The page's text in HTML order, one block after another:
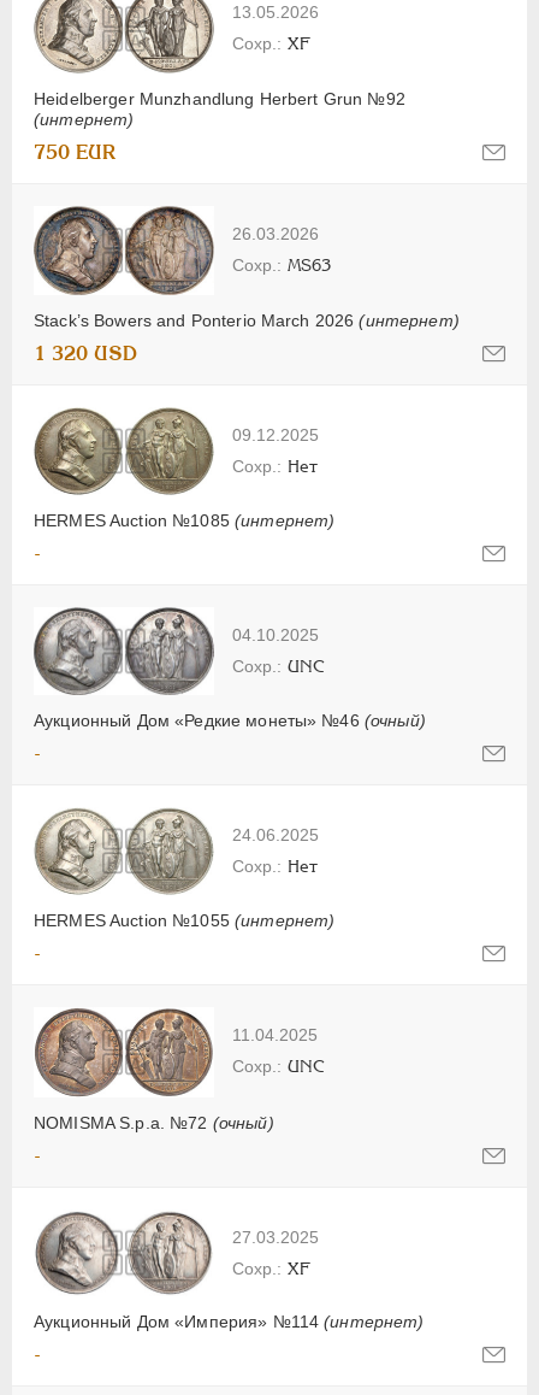
13.05.2026
Heidelberger Munzhandlung Herbert Grun №92
(интернет)
XF
750 EUR
26.03.2026
Stack’s Bowers and Ponterio March 2026(интернет)
MS63
1 320 USD
09.12.2025
HERMES Auction №1085 (интернет)
Нет
-
04.10.2025
Аукционный Дом «Редкие монеты» №46 (очный)
UNC
-
24.06.2025
HERMES Auction №1055 (интернет)
Нет
-
11.04.2025
NOMISMA S.p.a. №72 (очный)
UNC
-
27.03.2025
Аукционный Дом «Империя» №114(интернет)
XF
-